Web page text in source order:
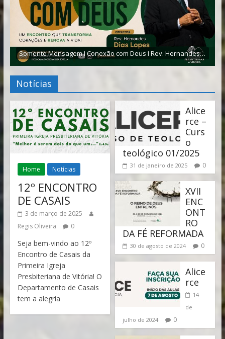
Somente Mensagem I Conexão com Deus I Rev. Hernandes Dias Lopes
Notícias
Home Notícias
12º ENCONTRO
DE CASAIS
3 de março de 2025
Regis Oliveira
0
Seja bem-vindo ao 12º
Encontro de Casais da
Primeira Igreja
Presbiteriana de Vitória! O
Departamento de Casais
tem a alegria
Alice
rce –
Curs
o
teológico 01/2025
31 de janeiro de 2025 0
XVII
ENC
ONT
RO
DA FÉ REFORMADA
30 de agosto de 2024 0
Alice
rce
14
de
julho de 2024
0